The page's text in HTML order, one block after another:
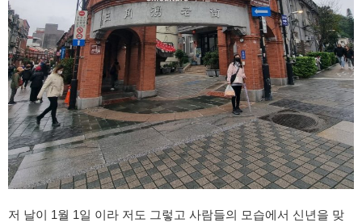
저 날이 1월 1일 이라 저도 그렇고 사람들의 모습에서 신년을 맞